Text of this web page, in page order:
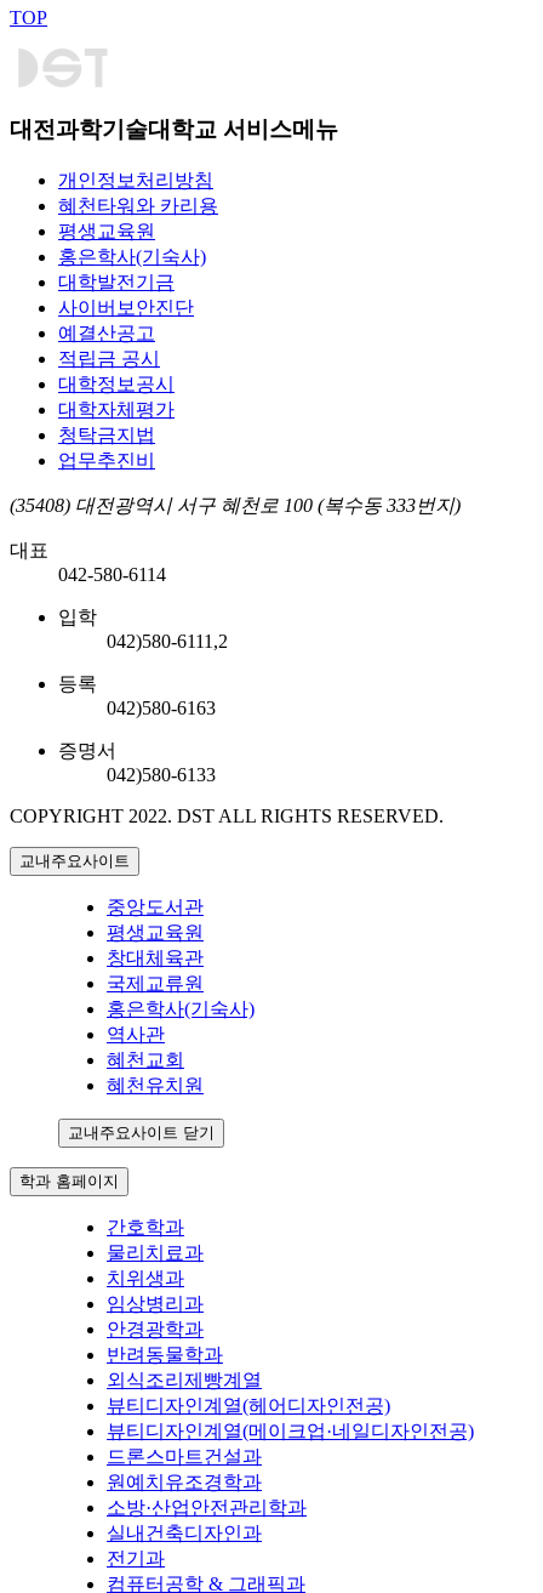
TOP
대전과학기술대학교 서비스메뉴
개인정보처리방침
혜천타워와 카리용
평생교육원
홍은학사(기숙사)
대학발전기금
사이버보안진단
예결산공고
적립금 공시
대학정보공시
대학자체평가
청탁금지법
업무추진비
(35408) 대전광역시 서구 혜천로 100 (복수동 333번지)
대표
042-580-6114
입학
042)580-6111,2
등록
042)580-6163
증명서
042)580-6133
COPYRIGHT 2022. DST ALL RIGHTS RESERVED.
교내주요사이트
중앙도서관
평생교육원
창대체육관
국제교류원
홍은학사(기숙사)
역사관
혜천교회
혜천유치원
교내주요사이트 닫기
학과 홈페이지
간호학과
물리치료과
치위생과
임상병리과
안경광학과
반려동물학과
외식조리제빵계열
뷰티디자인계열(헤어디자인전공)
뷰티디자인계열(메이크업·네일디자인전공)
드론스마트건설과
원예치유조경학과
소방·산업안전관리학과
실내건축디자인과
전기과
컴퓨터공학 & 그래픽과